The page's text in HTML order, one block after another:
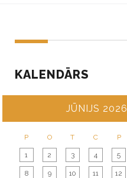
KALENDĀRS
JŪNIJS 2026
P O T C P
1 2 3 4 5
8 9 10 11 12